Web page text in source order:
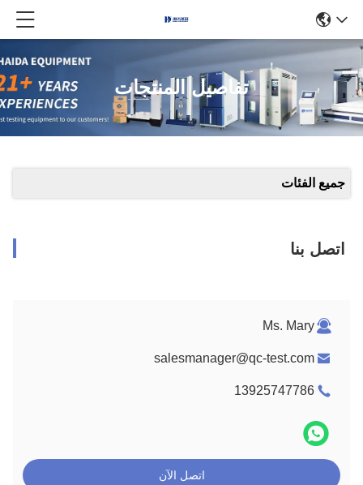
تفاصيل المنتجات
جميع الفئات
اتصل بنا
Ms. Mary
salesmanager@qc-test.com
13925747786
اتصل الآن